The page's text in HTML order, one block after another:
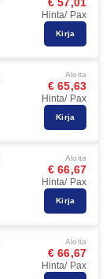
Hinta/ Pax
Kirja
Aloita
€ 65,63
Hinta/ Pax
Kirja
Aloita
€ 66,67
Hinta/ Pax
Kirja
Aloita
€ 66,67
Hinta/ Pax